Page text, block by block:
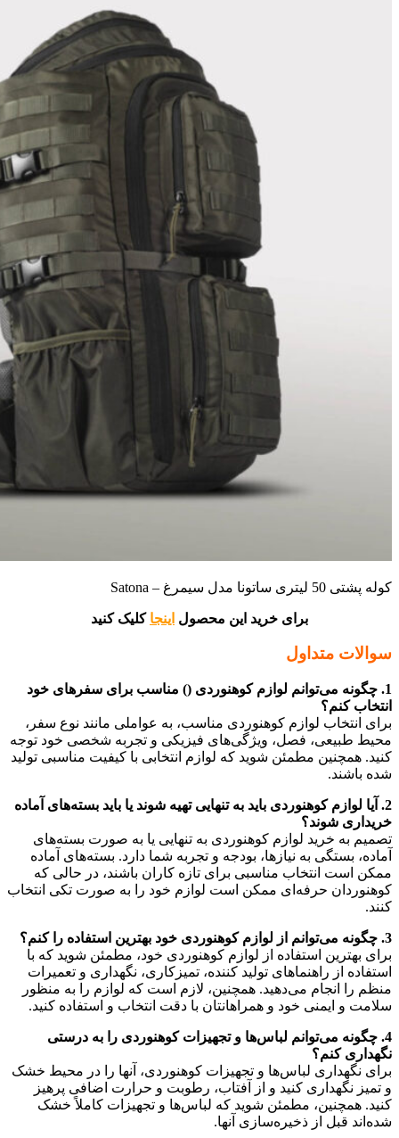
کوله پشتی 50 لیتری ساتونا مدل سیمرغ – Satona
برای خرید این محصول اینجا کلیک کنید
سوالات متداول
1. چگونه می‌توانم لوازم کوهنوردی () مناسب برای سفرهای خود
انتخاب کنم؟
برای انتخاب لوازم کوهنوردی مناسب، به عواملی مانند نوع سفر،
محیط طبیعی، فصل، ویژگی‌های فیزیکی و تجربه شخصی خود توجه
کنید. همچنین مطمئن شوید که لوازم انتخابی با کیفیت مناسبی تولید
شده باشند.
2. آیا لوازم کوهنوردی باید به تنهایی تهیه شوند یا باید بسته‌های آماده
خریداری شوند؟
تصمیم به خرید لوازم کوهنوردی به تنهایی یا به صورت بسته‌های
آماده، بستگی به نیازها، بودجه و تجربه شما دارد. بسته‌های آماده
ممکن است انتخاب مناسبی برای تازه کاران باشند، در حالی که
کوهنوردان حرفه‌ای ممکن است لوازم خود را به صورت تکی انتخاب
کنند.
3. چگونه می‌توانم از لوازم کوهنوردی خود بهترین استفاده را کنم؟
برای بهترین استفاده از لوازم کوهنوردی خود، مطمئن شوید که با
استفاده از راهنماهای تولید کننده، تمیزکاری، نگهداری و تعمیرات
منظم را انجام می‌دهید. همچنین، لازم است که لوازم را به منظور
سلامت و ایمنی خود و همراهانتان با دقت انتخاب و استفاده کنید.
4. چگونه می‌توانم لباس‌ها و تجهیزات کوهنوردی را به درستی
نگهداری کنم؟
برای نگهداری لباس‌ها و تجهیزات کوهنوردی، آنها را در محیط خشک
و تمیز نگهداری کنید و از آفتاب، رطوبت و حرارت اضافی پرهیز
کنید. همچنین، مطمئن شوید که لباس‌ها و تجهیزات کاملاً خشک
شده‌اند قبل از ذخیره‌سازی آنها.